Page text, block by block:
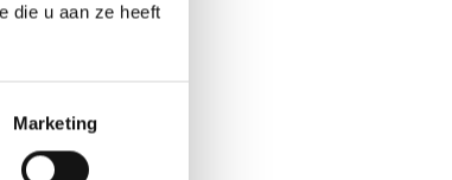
die u aan ze heeft
Marketing